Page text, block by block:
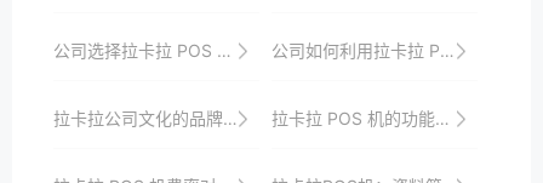
公司选择拉卡拉 POS 机的综合评估指标 公司如何利用拉卡拉 POS 机提升效率
拉卡拉公司文化的品牌建设作用 拉卡拉 POS 机的功能特点与应用优势